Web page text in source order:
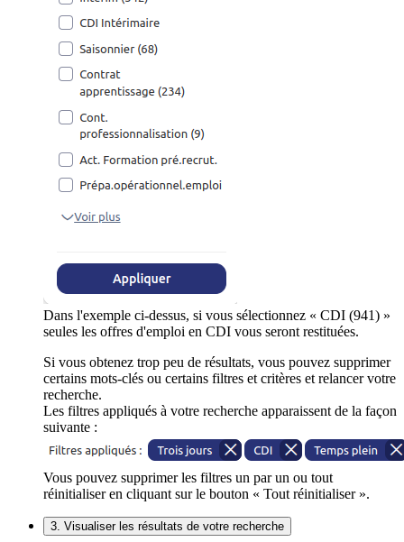
Dans l'exemple ci-dessus, si vous sélectionnez « CDI (941) »
seules les offres d'emploi en CDI vous seront restituées.
Si vous obtenez trop peu de résultats, vous pouvez supprimer
certains mots-clés ou certains filtres et critères et relancer votre
recherche.
Les filtres appliqués à votre recherche apparaissent de la façon
suivante :
Vous pouvez supprimer les filtres un par un ou tout
réinitialiser en cliquant sur le bouton « Tout réinitialiser ».
3. Visualiser les résultats de votre recherche